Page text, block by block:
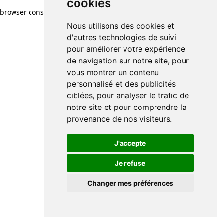
cookies
Nous utilisons des cookies et
d'autres technologies de suivi
pour améliorer votre expérience
de navigation sur notre site, pour
vous montrer un contenu
personnalisé et des publicités
ciblées, pour analyser le trafic de
notre site et pour comprendre la
provenance de nos visiteurs.
J'accepte
Je refuse
Changer mes préférences
browser console for more information)